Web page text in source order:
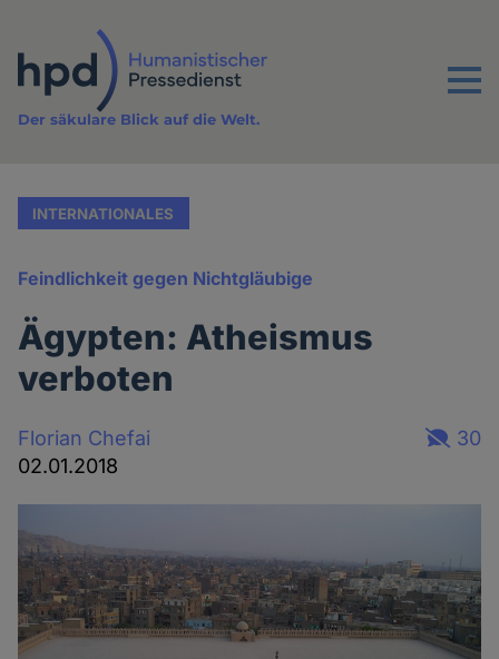
Inhalt
Menu
Der säkulare Blick auf die Welt.
INTERNATIONALES
Feindlichkeit gegen Nichtgläubige
Ägypten: Atheismus
verboten
Florian Chefai
02.01.2018
30